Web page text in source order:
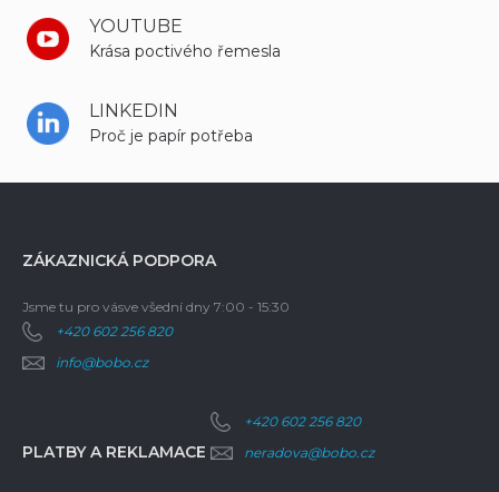
YOUTUBE
Krása poctivého řemesla
LINKEDIN
Proč je papír potřeba
ZÁKAZNICKÁ PODPORA
Jsme tu pro vásve všední dny 7:00 - 15:30
+420 602 256 820
info@bobo.cz
PLATBY A REKLAMACE
+420 602 256 820
neradova@bobo.cz